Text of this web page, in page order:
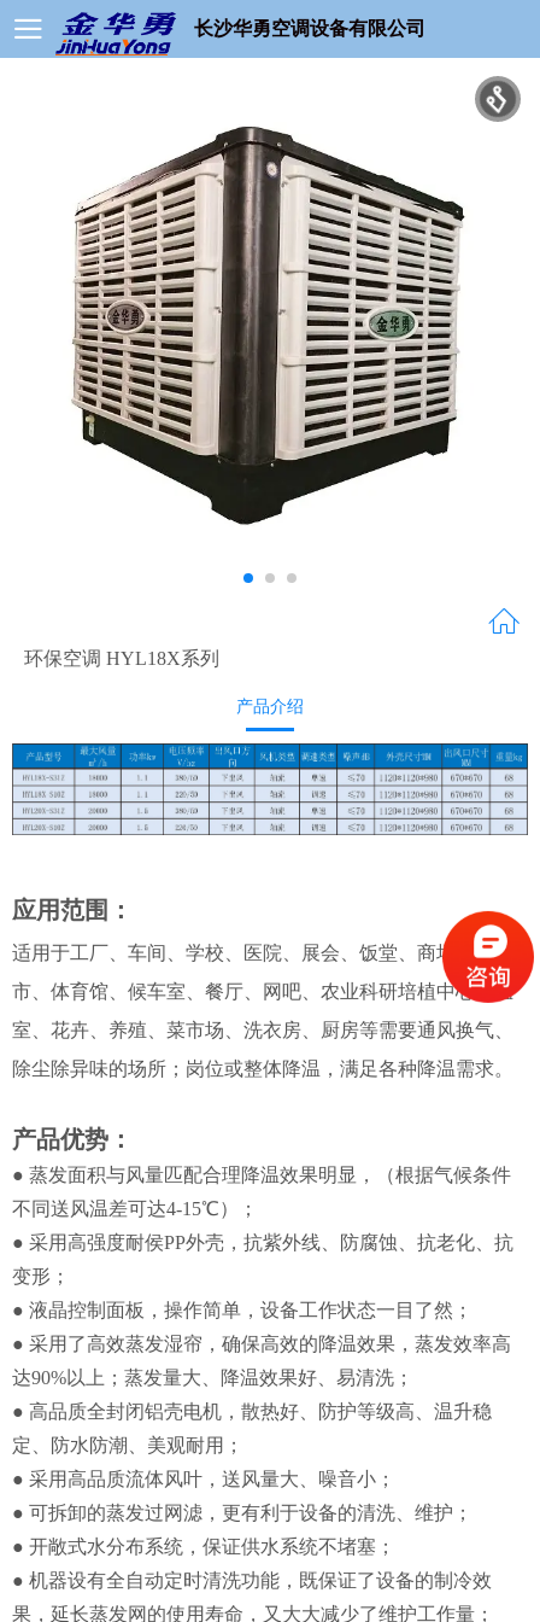
长沙华勇空调设备有限公司
环保空调 HYL18X系列
产品介绍
应用范围：
适用于工厂、车间、学校、医院、展会、饭堂、商场、超
市、体育馆、候车室、餐厅、网吧、农业科研培植中心、温
室、花卉、养殖、菜市场、洗衣房、厨房等需要通风换气、
除尘除异味的场所；岗位或整体降温，满足各种降温需求。
产品优势：
● 蒸发面积与风量匹配合理降温效果明显，（根据气候条件
不同送风温差可达4-15℃）；
● 采用高强度耐侯PP外壳，抗紫外线、防腐蚀、抗老化、抗
变形；
● 液晶控制面板，操作简单，设备工作状态一目了然；
● 采用了高效蒸发湿帘，确保高效的降温效果，蒸发效率高
达90%以上；蒸发量大、降温效果好、易清洗；
● 高品质全封闭铝壳电机，散热好、防护等级高、温升稳
定、防水防潮、美观耐用；
● 采用高品质流体风叶，送风量大、噪音小；
● 可拆卸的蒸发过网滤，更有利于设备的清洗、维护；
● 开敞式水分布系统，保证供水系统不堵塞；
● 机器设有全自动定时清洗功能，既保证了设备的制冷效
果，延长蒸发网的使用寿命，又大大减少了维护工作量；